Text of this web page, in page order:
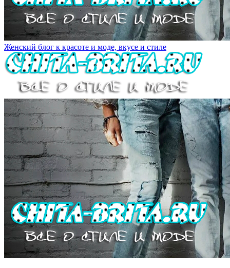
Женский блог к красоте и моде, вкусе и стиле